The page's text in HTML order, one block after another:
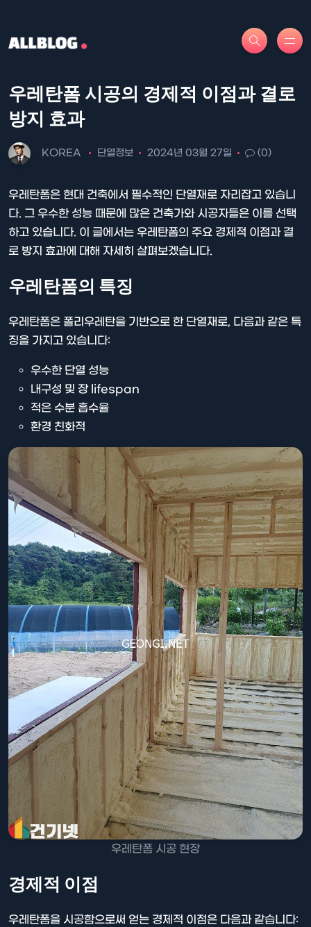
우레탄폼 시공의 경제적 이점과 결로
방지 효과
KOREA 단열정보 2024년 03월 27일 (0)
우레탄폼은 현대 건축에서 필수적인 단열재로 자리잡고 있습니
다. 그 우수한 성능 때문에 많은 건축가와 시공자들은 이를 선택
하고 있습니다. 이 글에서는 우레탄폼의 주요 경제적 이점과 결
로 방지 효과에 대해 자세히 살펴보겠습니다.
우레탄폼의 특징
우레탄폼은 폴리우레탄을 기반으로 한 단열재로, 다음과 같은 특
징을 가지고 있습니다:
우수한 단열 성능
내구성 및 장 lifespan
적은 수분 흡수율
환경 친화적
우레탄폼 시공 현장
경제적 이점
우레탄폼을 시공함으로써 얻는 경제적 이점은 다음과 같습니다: